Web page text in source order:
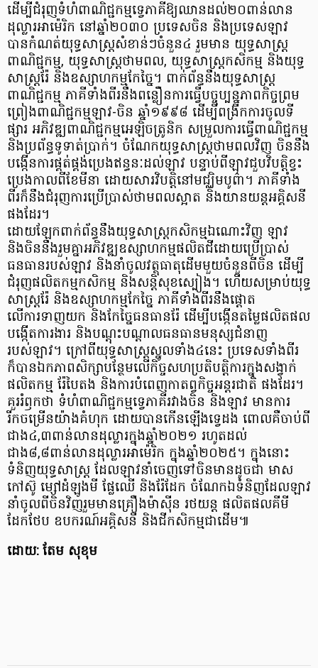
ដើម្បីជំរុញទំហំពាណិជ្ជកម្មទ្វេភាគីឱ្យឈានដល់២០ពាន់លាន
ដុល្លារអាម៉េរិក នៅឆ្នាំ២០៣០ ប្រទេសចិន និងប្រទេសឡាវ
បានកំណត់យុទ្ធសាស្ត្រសំខាន់ៗចំនួន៤ រួមមាន យុទ្ធសាស្ត្រ
ពាណិជ្ជកម្ម, យុទ្ធសាស្ត្រថាមពល, យុទ្ធសាស្ត្រកសិកម្ម និងយុទ្ធ
សាស្ត្ររ៉ែ និងឧស្សាហកម្មកែច្នៃ។ ពាក់ព័ន្ធនឹងយុទ្ធសាស្ត្រ
ពាណិជ្ជកម្ម ភាគីទាំងពីរនឹងពន្លឿនការធ្វើបច្ចុប្បន្នភាពកិច្ចព្រម
ព្រៀងពាណិជ្ជកម្មឡាវ-ចិន ឆ្នាំ១៩៩៨ ដើម្បីពង្រីកការចូលទី
ផ្សារ អភិវឌ្ឍពាណិជ្ជកម្មអេឡិចត្រូនិក សម្រួលការធ្វើពាណិជ្ជកម្ម
និងប្រព័ន្ធទូទាត់ប្រាក់។ ចំណែកយុទ្ធសាស្ត្រថាមពលវិញ ចិននឹង
បង្កើនការផ្គត់ផ្គង់ប្រេងឥន្ធនៈដល់ឡាវ បន្ទាប់ពីឡាវជួបវិបត្តិខ្វះ
ប្រេងកាលពីខែមីនា ដោយសារវិបត្តិនៅមជ្ឈិមបូព៌ា។ ភាគីទាំង
ពីរក៏នឹងជំរុញការប្រើប្រាស់ថាមពលស្អាត និងយានយន្តអគ្គិសនី
ផងដែរ។
ដោយឡែកពាក់ព័ន្ធនឹងយុទ្ធសាស្ត្រកសិកម្មឯណោះវិញ ឡាវ
និងចិននឹងរួមគ្នាអភិវឌ្ឍឧស្សាហកម្មផលិតជីដោយប្រើប្រាស់
ធនធានរបស់ឡាវ និងនាំចូលវត្ថុធាតុដើមមួយចំនួនពីចិន ដើម្បី
ជំរុញផលិតកម្មកសិកម្ម និងសន្តិសុខស្បៀង។ ហើយសម្រាប់យុទ្ធ
សាស្ត្ររ៉ែ និងឧស្សាហកម្មកែច្នៃ ភាគីទាំងពីរនឹងផ្តោត
លើការទាញយក និងកែច្នៃធនធានរ៉ែ ដើម្បីបង្កើនតម្លៃផលិតផល
បង្កើតការងារ និងបណ្តុះបណ្តាលធនធានមនុស្សជំនាញ
របស់ឡាវ។ ក្រៅពីយុទ្ធសាស្ត្រស្នូលទាំង៤នេះ ប្រទេសទាំងពីរ
ក៏បានឯកភាពសិក្សាបន្ថែមលើកិច្ចសហប្រតិបត្តិការក្នុងសង្វាក់
ផលិតកម្ម រ៉ែបៃតង និងការបំពេញកាតព្វកិច្ចអន្តរជាតិ ផងដែរ។
គួររំឭកថា ទំហំពាណិជ្ជកម្មទ្វេភាគីរវាងចិន និងឡាវ មានការ
រីកចម្រើនយ៉ាងគំហុក ដោយបានកើនឡើងទ្វេដង ពោលគឺចាប់ពី
ជាង៤,៣ពាន់លានដុល្លារក្នុងឆ្នាំ២០២១ រហូតដល់
ជាង៨,៨ពាន់លានដុល្លារអាម៉េរិក ក្នុងឆ្នាំ២០២៥។ ក្នុងនោះ
ទំនិញយុទ្ធសាស្ត្រ ដែលឡាវនាំចេញទៅចិនមានដូចជា មាស
កៅស៊ូ ម្សៅដំឡូងមី ផ្លែឈើ និងរ៉ែដែក ចំណែកឯទំនិញដែលឡាវ
នាំចូលពីចិនវិញរួមមានគ្រឿងម៉ាស៊ីន រថយន្ត ផលិតផលគីមី
ដែកថែប ឧបករណ៍អគ្គិសនី និងជីកសិកម្មជាដើម៕
ដោយ: តែម សុខុម